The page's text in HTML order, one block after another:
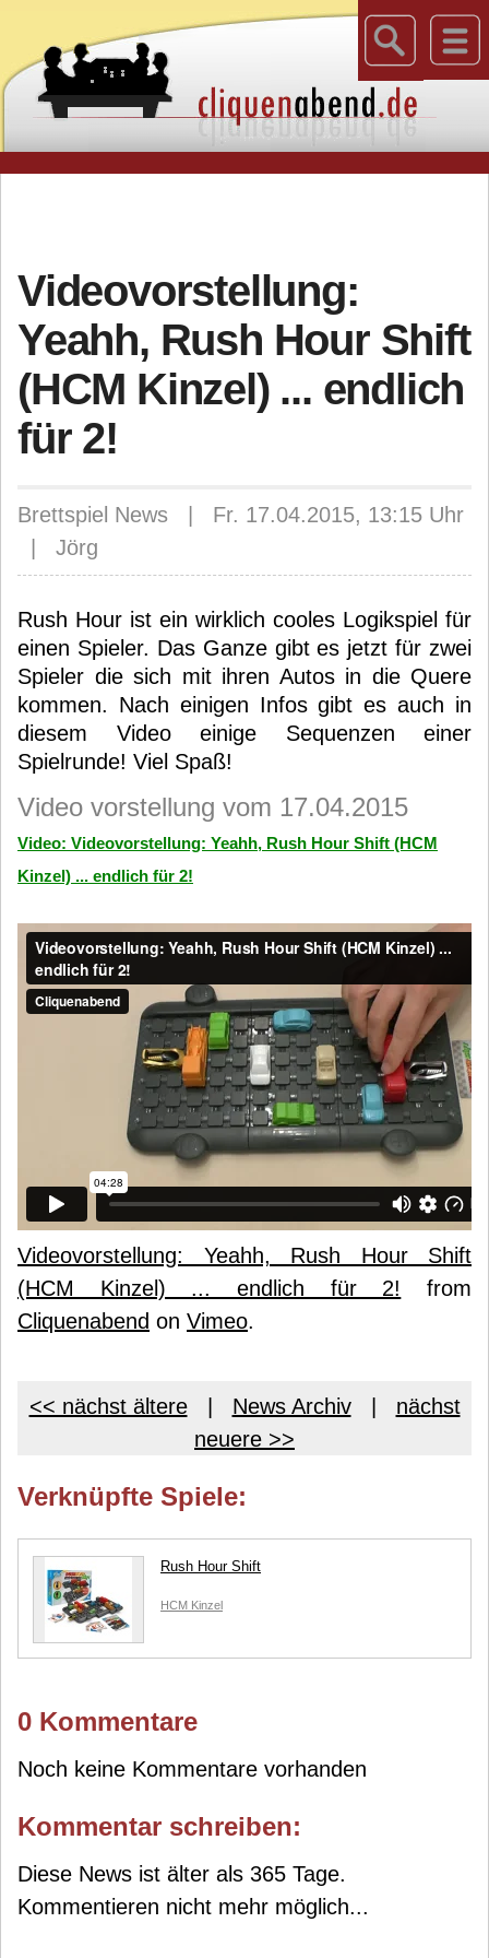
Videovorstellung:
Yeahh, Rush Hour Shift
(HCM Kinzel) ... endlich
für 2!
Brettspiel News | Fr. 17.04.2015, 13:15 Uhr
| Jörg
Rush Hour ist ein wirklich cooles Logikspiel für
einen Spieler. Das Ganze gibt es jetzt für zwei
Spieler die sich mit ihren Autos in die Quere
kommen. Nach einigen Infos gibt es auch in
diesem Video einige Sequenzen einer
Spielrunde! Viel Spaß!
Video vorstellung vom 17.04.2015
Video: Videovorstellung: Yeahh, Rush Hour Shift (HCM
Kinzel) ... endlich für 2!
Videovorstellung: Yeahh, Rush Hour Shift
(HCM Kinzel) ... endlich für 2!
from
Cliquenabend on Vimeo.
<< nächst ältere| News Archiv| nächst
neuere >>
Verknüpfte Spiele:
Rush Hour Shift
HCM Kinzel
0 Kommentare
Noch keine Kommentare vorhanden
Kommentar schreiben:
Diese News ist älter als 365 Tage.
Kommentieren nicht mehr möglich...